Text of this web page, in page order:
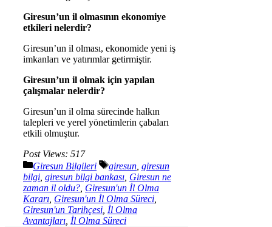
Giresun’un il olmasının ekonomiye
etkileri nelerdir?
Giresun’un il olması, ekonomide yeni iş
imkanları ve yatırımlar getirmiştir.
Giresun’un il olmak için yapılan
çalışmalar nelerdir?
Giresun’un il olma sürecinde halkın
talepleri ve yerel yönetimlerin çabaları
etkili olmuştur.
Post Views: 517
Kategoriler
Giresun Bilgileri Etiketler
giresun giresun
bilgi giresun bilgi bankası Giresun ne
zaman il oldu? Giresun'un İl Olma
Kararı Giresun'un İl Olma Süreci
Giresun'un Tarihçesi İl Olma
Avantajları İl Olma Süreci